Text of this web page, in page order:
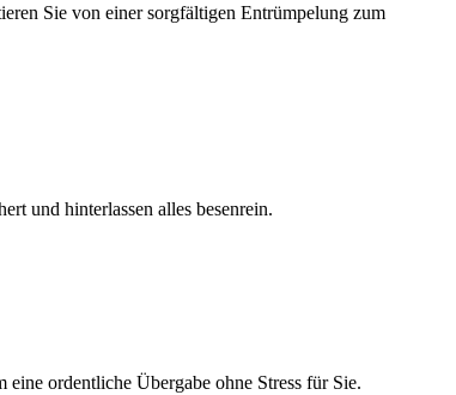
Sie von einer sorgfältigen Entrümpelung zum
und hinterlassen alles besenrein.
ordentliche Übergabe ohne Stress für Sie.